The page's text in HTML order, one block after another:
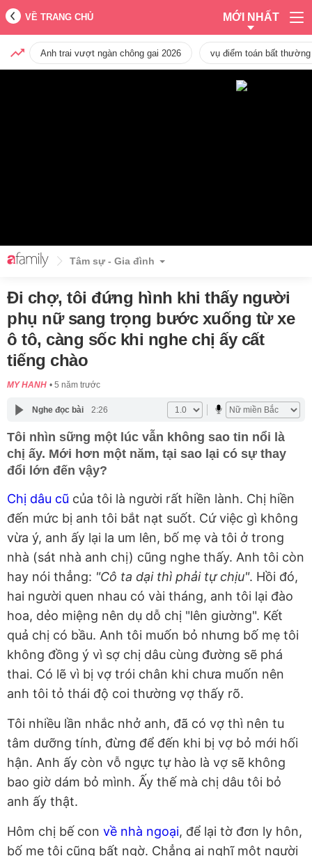
VỀ TRANG CHỦ MỚI NHẤT
Anh trai vượt ngàn chông gai 2026 vụ điểm toán bất
Tâm sự - Gia đình
Đi chợ, tôi đứng hình khi thấy người
phụ nữ sang trọng bước xuống từ xe
ô tô, càng sốc khi nghe chị ấy cất
tiếng chào
MY HANH 5 năm trước
Nghe đọc bài 2:26
Tôi nhìn sững một lúc vẫn không sao tin nổi là
chị ấy. Mới hơn một năm, tại sao lại có sự thay
đổi lớn đến vậy?
Chị dâu cũ của tôi là người rất hiền lành. Chị hiền
đến mức bị anh tôi bắt nạt suốt. Cứ việc gì không
vừa ý, anh ấy lại la um lên, bố mẹ và tôi ở trong
nhà (sát nhà anh chị) cũng nghe thấy. Anh tôi còn
hay nói thẳng: "Cô ta dại thì phải tự chịu". Hồi đó,
hai người quen nhau có vài tháng, anh tôi lại đào
hoa, dẻo miệng nên dụ dỗ chị "lên giường". Kết
quả chị có bầu. Anh tôi muốn bỏ nhưng bố mẹ tôi
không đồng ý vì sợ chị dâu cùng đường sẽ phá
thai. Có lẽ vì bị vợ trói chân khi chưa muốn nên
anh tôi tỏ thái độ coi thường vợ thấy rõ.
Tôi nhiều lần nhắc nhở anh, đã có vợ thì nên tu
tâm dưỡng tính, đừng để đến khi bị vợ bỏ mới hối
hận. Anh ấy còn vỗ ngực tự hào là vợ sẽ không
bao giờ dám bỏ mình. Ấy thế mà chị dâu tôi bỏ
anh ấy thật.
Hôm chị bế con về nhà ngoại, để lại tờ đơn ly hôn,
bố mẹ tôi cũng bất ngờ. Chẳng ai nghĩ một người